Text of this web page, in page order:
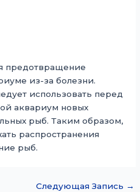
предотвращение
из-за болезни.
использовать перед
аквариум новых
рыб. Таким образом,
распространения
рыб.
Следующая Запись →